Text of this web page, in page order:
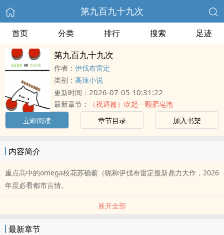
第九百九十九次
首页 分类 排行 搜索 足迹
第九百九十九次
作者： 伊伐布雷定
类别： 高辣小说
更新时间： 2026-07-05 10:31:22
最新章节：
（祝遇篇）吹起一颗肥皂泡
立即阅读
章节目录 加入书架
内容简介
重点高中的omega校花苏确蘅（昵称伊伐布雷定最新鼎力大作，2026
年度必看都市言情。
展开全部
最新章节